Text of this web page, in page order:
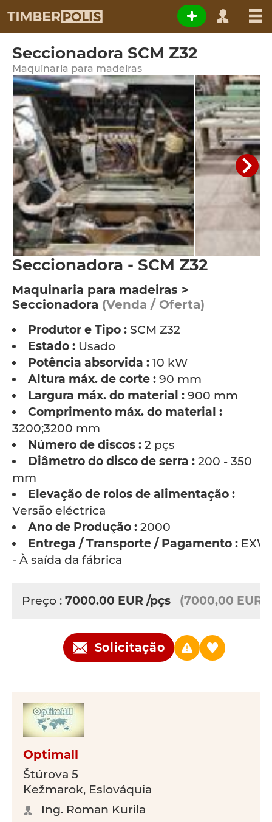
Seccionadora SCM Z32
Maquinaria para madeiras
Seccionadora - SCM Z32
Maquinaria para madeiras >
Seccionadora (Venda / Oferta)
Produtor e Tipo : SCM Z32
Estado : Usado
Potência absorvida : 10 kW
Altura máx. de corte : 90 mm
Largura máx. do material : 900 mm
Comprimento máx. do material :
3200;3200 mm
Número de discos : 2 pçs
Diâmetro do disco de serra : 200 - 350
mm
Elevação de rolos de alimentação :
Versão eléctrica
Ano de Produção : 2000
Entrega / Transporte / Pagamento : EXW
- À saída da fábrica
Preço : 7000.00 EUR /pçs (7000,00 EUR)
Solicitação
Optimall
Štúrova 5
Kežmarok, Eslováquia
Ing. Roman Kurila